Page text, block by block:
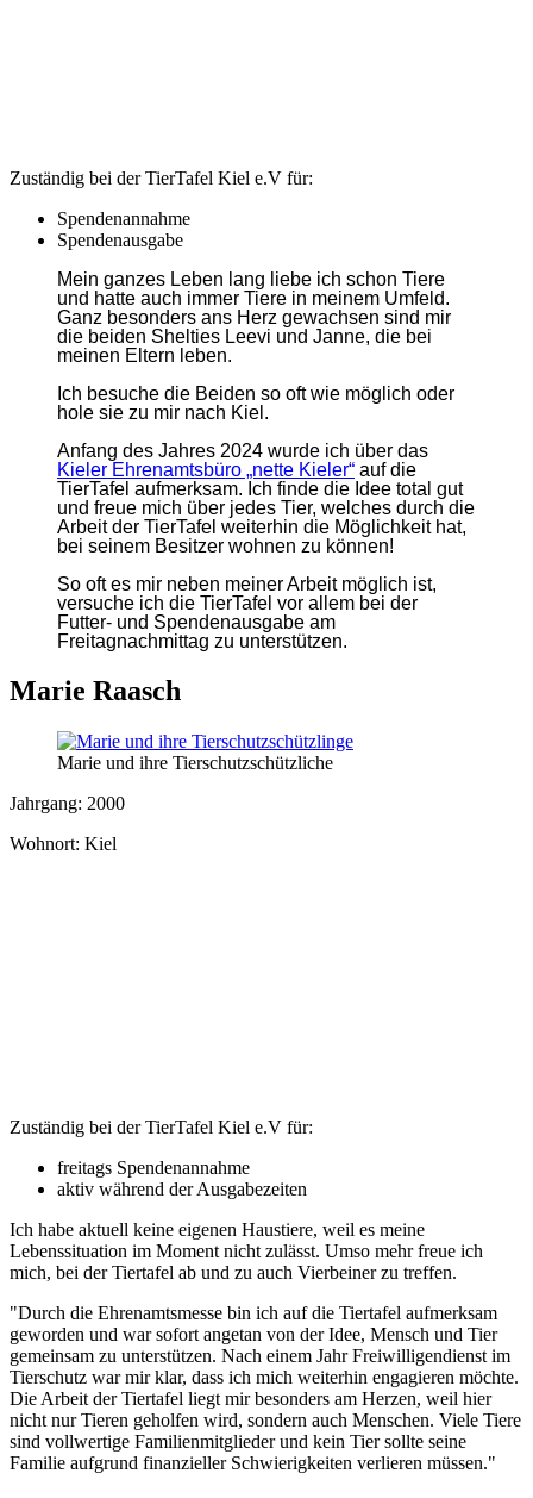
Zuständig bei der TierTafel Kiel e.V für:
Spendenannahme
Spendenausgabe
Mein ganzes Leben lang liebe ich schon Tiere
und hatte auch immer Tiere in meinem Umfeld.
Ganz besonders ans Herz gewachsen sind mir
die beiden Shelties Leevi und Janne, die bei
meinen Eltern leben.
Ich besuche die Beiden so oft wie möglich oder
hole sie zu mir nach Kiel.
Anfang des Jahres 2024 wurde ich über das
Kieler Ehrenamtsbüro „nette Kieler“ auf die
TierTafel aufmerksam. Ich finde die Idee total gut
und freue mich über jedes Tier, welches durch die
Arbeit der TierTafel weiterhin die Möglichkeit hat,
bei seinem Besitzer wohnen zu können!
So oft es mir neben meiner Arbeit möglich ist,
versuche ich die TierTafel vor allem bei der
Futter- und Spendenausgabe am
Freitagnachmittag zu unterstützen.
Marie Raasch
Marie und ihre Tierschutzschützliche
Jahrgang: 2000
Wohnort: Kiel
Zuständig bei der TierTafel Kiel e.V für:
freitags Spendenannahme
aktiv während der Ausgabezeiten
Ich habe aktuell keine eigenen Haustiere, weil es meine
Lebenssituation im Moment nicht zulässt. Umso mehr freue ich
mich, bei der Tiertafel ab und zu auch Vierbeiner zu treffen.
"Durch die Ehrenamtsmesse bin ich auf die Tiertafel aufmerksam
geworden und war sofort angetan von der Idee, Mensch und Tier
gemeinsam zu unterstützen. Nach einem Jahr Freiwilligendienst im
Tierschutz war mir klar, dass ich mich weiterhin engagieren möchte.
Die Arbeit der Tiertafel liegt mir besonders am Herzen, weil hier
nicht nur Tieren geholfen wird, sondern auch Menschen. Viele Tiere
sind vollwertige Familienmitglieder und kein Tier sollte seine
Familie aufgrund finanzieller Schwierigkeiten verlieren müssen."